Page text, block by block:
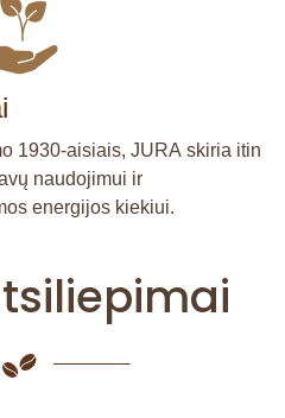
1930-aisiais, JURA skiria itin
naudojimui ir
energijos kiekiui.